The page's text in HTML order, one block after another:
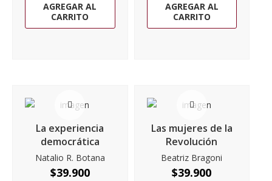
AGREGAR AL
CARRITO
AGREGAR AL
CARRITO
La experiencia
democrática
Natalio R. Botana
$39.900
Las mujeres de la
Revolución
Beatriz Bragoni
$39.900